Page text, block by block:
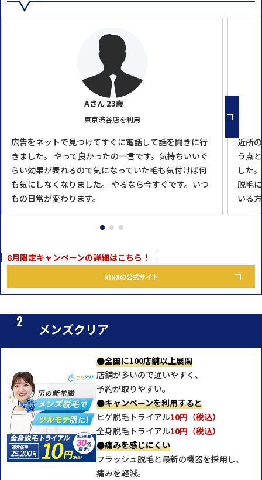
Aさん 23歳
東京渋谷店を利用
広告をネットで見つけてすぐに電話して話を聞きに行
きました。 やって良かったの一言です。気持ちいいぐ
らい効果が表れるので気になっていた毛も気付けば何
も気にしなくなりました。 やるなら今すぐです。いつ
もの日常が変わります。
近所
う点
した
脱毛
いる
8月限定キャンペーンの詳細はこちら！
RINXの公式サイト
メンズクリア
●全国に100店舗以上展開
店舗が多いので通いやすく、
予約が取りやすい。
●キャンペーンを利用すると
ヒゲ脱毛トライアル10円（税込）
全身脱毛トライアル10円（税込）
●痛みを感じにくい
フラッシュ脱毛と最新の機器を採用し、
痛みを軽減。